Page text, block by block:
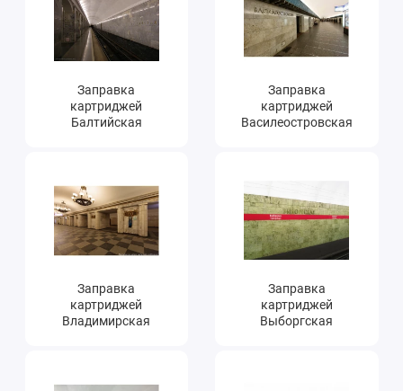
Ателье
Ремонт обуви
Заточка инструментов
Ремонт очков
Ремонт мелкой бытовой техники
Ремонт компьютеров
Заправка
картриджей
Балтийская
Заправка
картриджей
Василеостровская
Заправка
картриджей
Владимирская
Заправка
картриджей
Выборгская